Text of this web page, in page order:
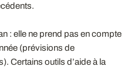
: elle ne prend pas en compte
(prévisions de
Certains outils d’aide à la